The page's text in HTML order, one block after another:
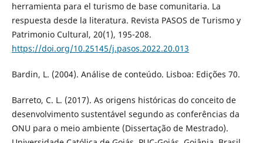
herramienta para el turismo de base comunitaria. La
respuesta desde la literatura. Revista PASOS de Turismo y
Patrimonio Cultural, 20(1), 195-208.
https://doi.org/10.25145/j.pasos.2022.20.013
Bardin, L. (2004). Análise de conteúdo. Lisboa: Edições 70.
Barreto, C. L. (2017). As origens históricas do conceito de
desenvolvimento sustentável segundo as conferências da
ONU para o meio ambiente (Dissertação de Mestrado).